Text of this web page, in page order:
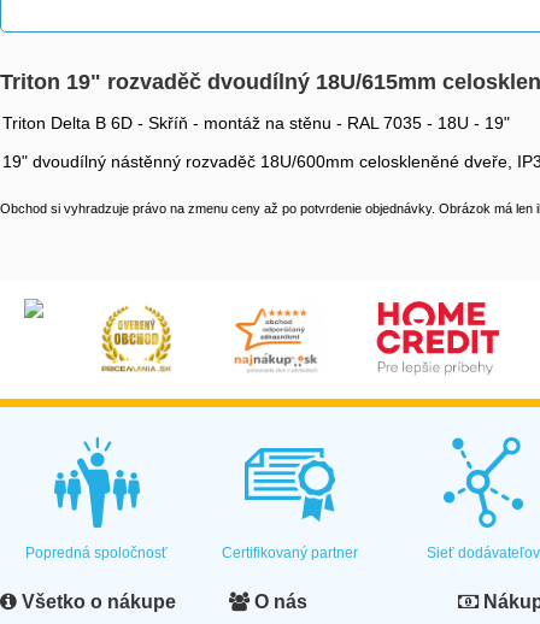
Triton 19" rozvaděč dvoudílný 18U/615mm
Triton Delta B 6D - Skříň - montáž na stěnu - RAL 7035 - 18U - 19"
19" dvoudílný nástěnný rozvaděč 18U/600mm celoskleněné dveře,
Obchod si vyhradzuje právo na zmenu ceny až po potvrdenie objednávky. Obrázok má len
Popredná spoločnosť Certifikovaný partner Sieť dodávateľov
Všetko o nákupe O nás